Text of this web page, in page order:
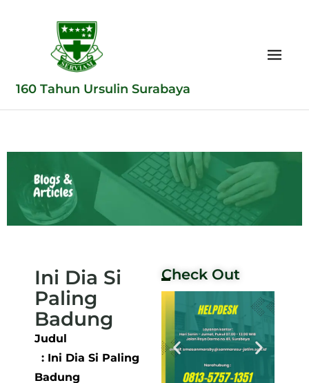
160 Tahun Ursulin Surabaya
Ini Dia Si
Paling
Badung
Judul
: Ini Dia Si Paling
Badung
Check Out